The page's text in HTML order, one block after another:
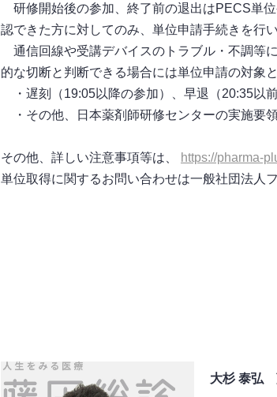
研修開始後の参加、終了前の退出はPECS単
認できた方に対してのみ、単位申請手続きを行
通信回線や受講デバイスのトラブル・不調等
的な切断と判断できる場合には単位申請の対象
・遅刻（19:05以降の参加）、早退（20:35以
・その他、日本薬剤師研修センターの実施要
その他、詳しい注意事項等は、 https://pharma-
単位取得に関するお問い合わせは一般社団法人
大杉 泰弘